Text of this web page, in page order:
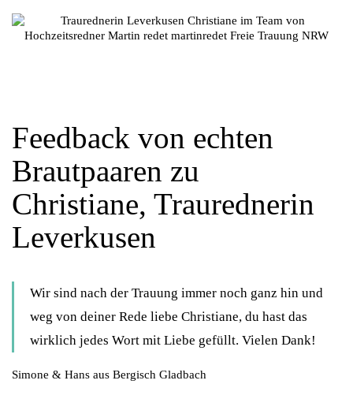
Feedback von echten
Brautpaaren zu
Christiane, Traurednerin
Leverkusen
Wir sind nach der Trauung immer noch ganz hin und
weg von deiner Rede liebe Christiane, du hast das
wirklich jedes Wort mit Liebe gefüllt. Vielen Dank!
Simone & Hans aus Bergisch Gladbach